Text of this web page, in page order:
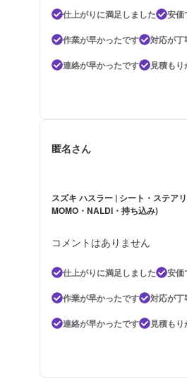
仕上がりに満足しました
安価
作業が早かったです
対応が丁
連絡が早かったです
見積も
匿名さん
スズキ ハスラー | シート・ステア
MOMO・NALDI・持ち込み)
コメントはありません
仕上がりに満足しました
安価
作業が早かったです
対応が丁
連絡が早かったです
見積も